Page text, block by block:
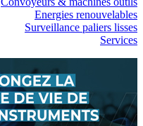
Energies renouvelables
Surveillance paliers lisses
Services